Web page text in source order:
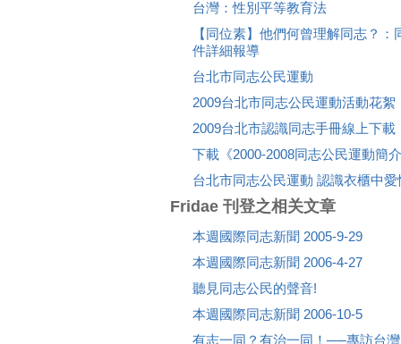
台灣：性別平等教育法
【同位素】他們何曾理解同志？
件詳細報導
台北市同志公民運動
2009台北市同志公民運動活動花絮
2009台北市認識同志手冊線上下載
下載《2000-2008同志公民運動簡
台北市同志公民運動 認識衣櫃中愛
Fridae 刊登之相关文章
本週國際同志新聞 2005-9-29
本週國際同志新聞 2006-4-27
聽見同志公民的聲音!
本週國際同志新聞 2006-10-5
有志一同？有治一同！──專訪台